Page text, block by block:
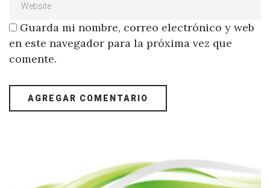
Guarda mi nombre, correo electrónico y web
en este navegador para la próxima vez que
comente.